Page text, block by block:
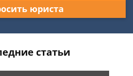
юриста
статьи